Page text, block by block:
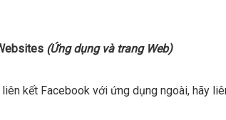
(Ứng dụng và trang Web)
kết Facebook với ứng dụng ngoài, hãy